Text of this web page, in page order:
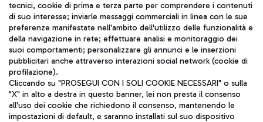
TRAVEL JOURNAL
ITA
tecnici, cookie di prima e terza parte per comprendere i contenuti
di suo interesse; inviarle messaggi commerciali in linea con le sue
preferenze manifestate nell'ambito dell'utilizzo delle funzionalità e
della navigazione in rete; effettuare analisi e monitoraggio dei
suoi comportamenti; personalizzare gli annunci e le inserzioni
pubblicitari anche attraverso interazioni social network (cookie di
profilazione).
Cliccando su "PROSEGUI CON I SOLI COOKIE NECESSARI" o sulla
"X" in alto a destra in questo banner, lei non presta il consenso
all'uso dei cookie che richiedono il consenso, mantenendo le
impostazioni di default, e saranno installati sul suo dispositivo